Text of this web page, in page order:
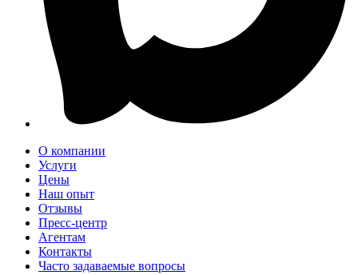
О компании
Услуги
Цены
Наш опыт
Отзывы
Пресс-центр
Агентам
Контакты
Часто задаваемые вопросы